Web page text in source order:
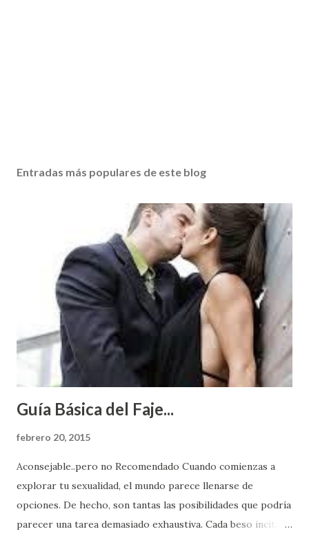
Entradas más populares de este blog
Guía Básica del Faje...
febrero 20, 2015
Aconsejable..pero no Recomendado Cuando comienzas a
explorar tu sexualidad, el mundo parece llenarse de
opciones. De hecho, son tantas las posibilidades que podría
parecer una tarea demasiado exhaustiva. Cada beso incita